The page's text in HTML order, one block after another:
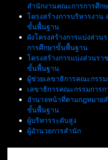
สำนักงานคณะการการศึก
โครงสร้างการบริหารงา
ขั้นพื้นฐาน
ผังโครงสร้างการแบ่งส่ว
การศึกษาขั้นพื้นฐาน
โครงสร้างการแบ่งส่วนร
ขั้นพื้นฐาน
ผู้ช่วยเลขาธิการคณะกรร
เลขาธิการคณะกรรมการ
อำนาจหน้าที่ตามกฎหมาย
ขั้นพื้นฐาน
ผู้บริหารระดับสูง
ผู้อำนวยการสำนัก